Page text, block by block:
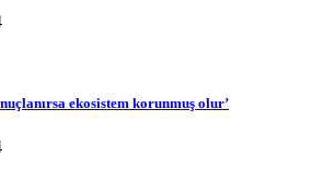
ekosistem korunmuş olur’